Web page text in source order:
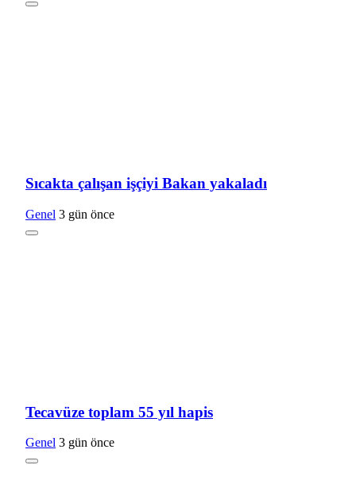
Sıcakta çalışan işçiyi Bakan yakaladı
Genel 3 gün önce
Tecavüze toplam 55 yıl hapis
Genel 3 gün önce